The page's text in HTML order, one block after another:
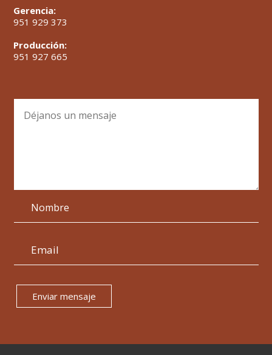
Gerencia:
951 929 373
Producción:
951 927 665
Enviar mensaje